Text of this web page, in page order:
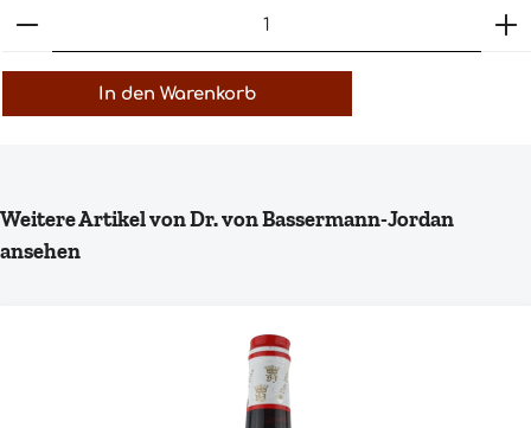
Produkt Anzahl: Gib den gewünschten Wert
In den Warenkorb
Produktgalerie überspringen
Weitere Artikel von Dr. von Bassermann-Jordan
ansehen